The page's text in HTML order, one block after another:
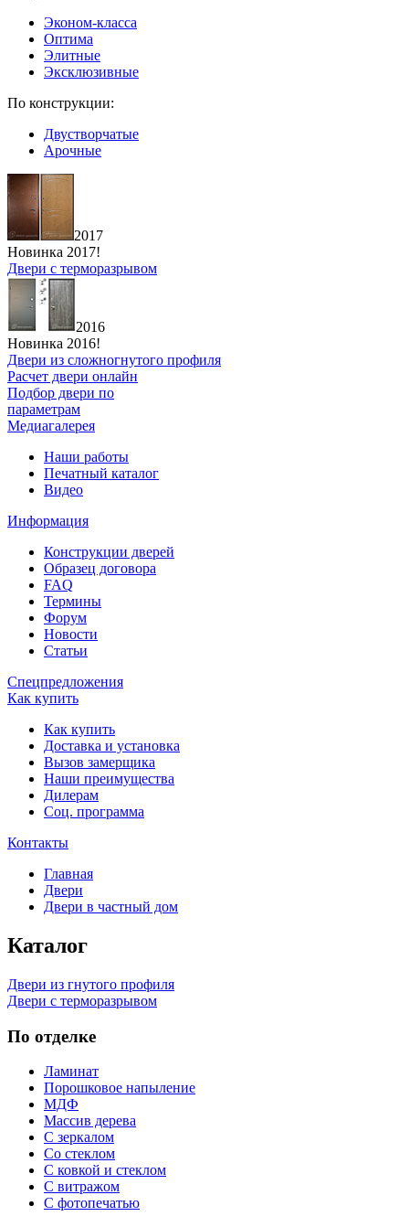
Эконом-класса
Оптима
Элитные
Эксклюзивные
По конструкции:
Двустворчатые
Арочные
2017
Новинка 2017!
Двери с терморазрывом
2016
Новинка 2016!
Двери из сложногнутого профиля
Расчет двери онлайн
Подбор двери по
параметрам
Медиагалерея
Наши работы
Печатный каталог
Видео
Информация
Конструкции дверей
Образец договора
FAQ
Термины
Форум
Новости
Статьи
Спецпредложения
Как купить
Как купить
Доставка и установка
Вызов замерщика
Наши преимущества
Дилерам
Соц. программа
Контакты
Главная
Двери
Двери в частный дом
Каталог
Двери из гнутого профиля
Двери с терморазрывом
По отделке
Ламинат
Порошковое напыление
МДФ
Массив дерева
С зеркалом
Со стеклом
С ковкой и стеклом
С витражом
С фотопечатью